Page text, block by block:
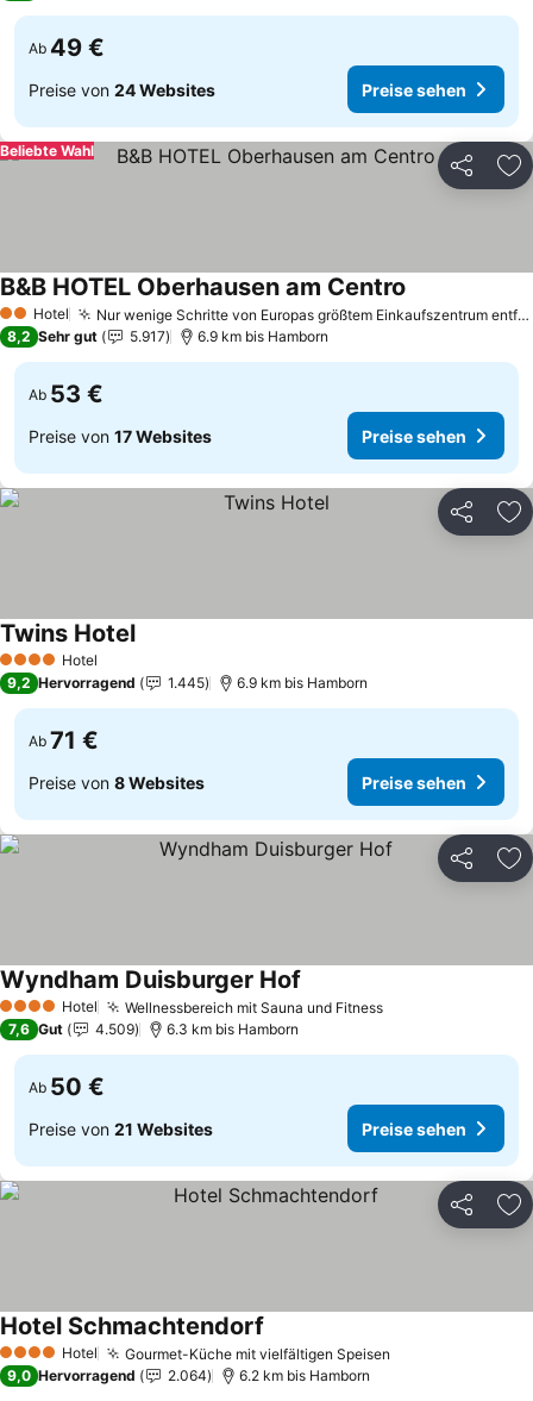
Ab 49 €
Preise von 24 Websites Preise sehen
Teilen
Beliebte Wahl
2 Sterne
Hotel Nur wenige Schritte von Europas größtem Einkaufszentrum entfernt
B&B HOTEL Oberhausen am Centro
8,2 Sehr gut 5.917 6.9 km bis Hamborn
Ab 53 €
Preise von 17 Websites Preise sehen
Teilen
4 Sterne Hotel
Twins HotelPreise sehen
9,2 Hervorragend 1.445 6.9 km bis Hamborn
Ab 71 €
Preise von 8 Websites Preise sehen
Teilen
4 Sterne Hotel Wellnessbereich mit Sauna und FitnessPreise sehen
Wyndham Duisburger Hof
7,6 Gut 4.509 6.3 km bis Hamborn
Ab 50 €
Preise von 21 Websites Preise sehen
Teilen
4 Sterne Hotel Gourmet-Küche mit vielfältigen Speisen
Hotel Schmachtendorf
9,0 Hervorragend 2.064 6.2 km bis Hamborn